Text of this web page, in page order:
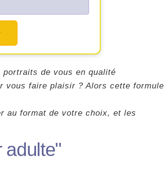
de vous en qualité
vous faire plaisir ? Alors cette formule
au format de votre choix, et les
adulte"